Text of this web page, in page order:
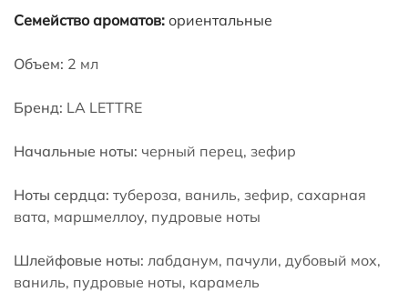
Семейство ароматов: ориентальные
Объем: 2 мл
Бренд: LA LETTRE
Начальные ноты: черный перец, зефир
Ноты сердца: тубероза, ваниль, зефир, сахарная
вата, маршмеллоу, пудровые ноты
Шлейфовые ноты: лабданум, пачули, дубовый мох,
ваниль, пудровые ноты, карамель